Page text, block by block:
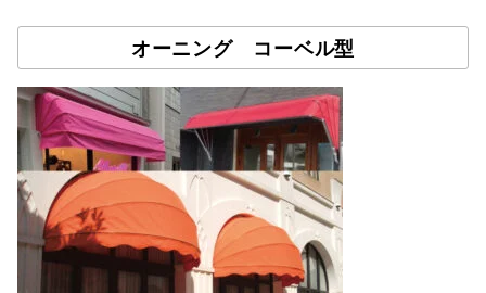
オーニング コーベル型